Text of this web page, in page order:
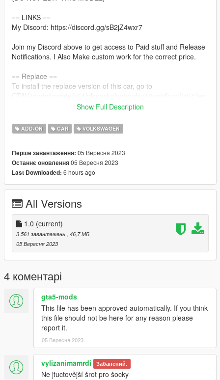
== LINKS ==
My Discord: https://discord.gg/sB2jZ4wxr7
Join my Discord above to get access to Paid stuff and Release
Notifications. I Also Make custom work for the correct price.
== Replace ==
To install the replace version of this car, go to
== Features ==
Custom Bonnet
Custom Exhuast
Custom Spoiler (Bad quality but might update soon)
F1 Light
== Credits ==
Model: San Andreas
Convert: Kllevo
Screenshots: Me
Build on it: Me
Show Full Description
ADD-ON CAR VOLKSWAGEN
Перше завантаження: 05 Вересня 2023
Останнє оновлення05 Вересня 2023
Last Downloaded: 6 hours ago
All Versions
1.0 (current)
3 561 завантажень
, 46,7 МБ
05 Вересня 2023
4 коментарі
gta5-mods
This file has been approved automatically. If you think
this file should not be here for any reason please
report it.
05 Вересня 2023
vylizanimamrdi Забанений.
Ne jtuctovější šrot pro šocky